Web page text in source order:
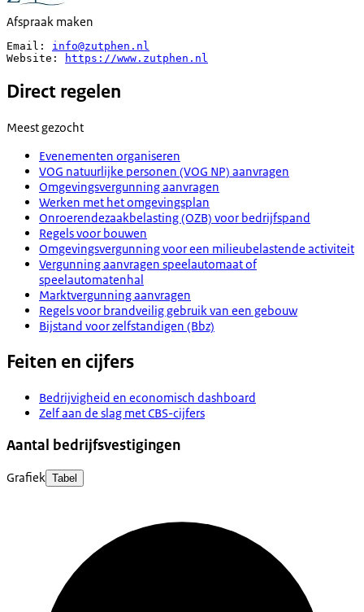
Afspraak maken
Email: info@zutphen.nl
Website:
https://www.zutphen.nl
Direct regelen
Meest gezocht
Evenementen organiseren
VOG natuurlijke personen (VOG NP) aanvragen
Omgevingsvergunning aanvragen
Werken met het omgevingsplan
Onroerendezaakbelasting (OZB) voor bedrijfspand
Regels voor bouwen
Omgevingsvergunning voor een milieubelastende activiteit
Vergunning aanvragen speelautomaat of
speelautomatenhal
Marktvergunning aanvragen
Regels voor brandveilig gebruik van een gebouw
Bijstand voor zelfstandigen (Bbz)
Feiten en cijfers
Bedrijvigheid en economisch dashboard
Zelf aan de slag met CBS-cijfers
Aantal bedrijfsvestigingen
Grafiek Tabel